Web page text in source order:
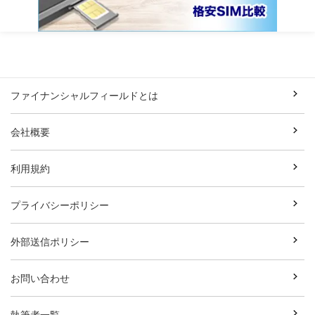
ファイナンシャルフィールドとは
会社概要
利用規約
プライバシーポリシー
外部送信ポリシー
お問い合わせ